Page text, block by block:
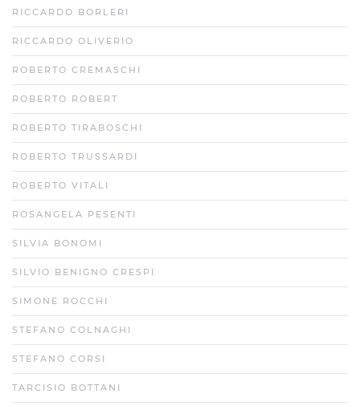
RICCARDO BORLERI
RICCARDO OLIVERIO
ROBERTO CREMASCHI
ROBERTO ROBERT
ROBERTO TIRABOSCHI
ROBERTO TRUSSARDI
ROBERTO VITALI
ROSANGELA PESENTI
SILVIA BONOMI
SILVIO BENIGNO CRESPI
SIMONE ROCCHI
STEFANO COLNAGHI
STEFANO CORSI
TARCISIO BOTTANI